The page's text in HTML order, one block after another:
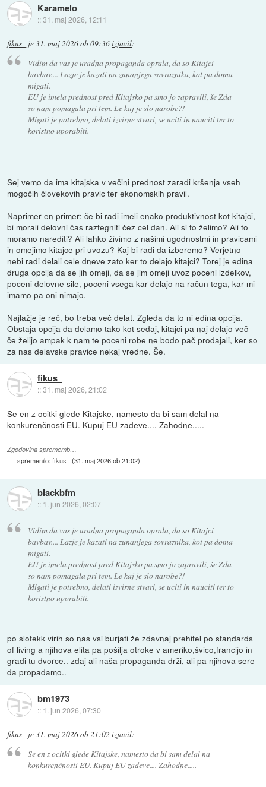
Karamelo
::31. maj 2026, 12:11
fikus_ je31. maj 2026 ob 09:36izjavil:
Vidim da vas je uradna propaganda oprala, da so Kitajci
bavbav.... Lazje je kazati na zunanjega sovraznika, kot pa doma
migati.
EU je imela prednost pred Kitajsko pa smo jo zapravili, še Zda
so nam pomagala pri tem. Le kaj je slo narobe?!
Migati je potrebno, delati izvirne stvari, se uciti in nauciti ter to
koristno uporabiti.
Sej vemo da ima kitajska v večini prednost zaradi kršenja vseh
mogočih človekovih pravic ter ekonomskih pravil.
Naprimer en primer: če bi radi imeli enako produktivnost kot kitajci,
bi morali delovni čas raztegniti čez cel dan. Ali si to želimo? Ali to
moramo narediti? Ali lahko živimo z našimi ugodnostmi in pravicami
in omejimo kitajce pri uvozu? Kaj bi radi da izberemo? Verjetno
nebi radi delali cele dneve zato ker to delajo kitajci? Torej je edina
druga opcija da se jih omeji, da se jim omeji uvoz poceni izdelkov,
poceni delovne sile, poceni vsega kar delajo na račun tega, kar mi
imamo pa oni nimajo.
Najlažje je reč, bo treba več delat. Zgleda da to ni edina opcija.
Obstaja opcija da delamo tako kot sedaj, kitajci pa naj delajo več
če želijo ampak k nam te poceni robe ne bodo pač prodajali, ker so
za nas delavske pravice nekaj vredne. Še.
fikus_
::31. maj 2026, 21:02
Se en z ocitki glede Kitajske, namesto da bi sam delal na
konkurenčnosti EU. Kupuj EU zadeve.... Zahodne.....
Zgodovina sprememb…
spremenilo:fikus_ (31. maj 2026 ob 21:02)
blackbfm
:: 1. jun 2026, 02:07
Vidim da vas je uradna propaganda oprala, da so Kitajci
bavbav.... Lazje je kazati na zunanjega sovraznika, kot pa doma
migati.
EU je imela prednost pred Kitajsko pa smo jo zapravili, še Zda
so nam pomagala pri tem. Le kaj je slo narobe?!
Migati je potrebno, delati izvirne stvari, se uciti in nauciti ter to
koristno uporabiti.
po slotekk virih so nas vsi burjati že zdavnaj prehitel po standards
of living a njihova elita pa pošilja otroke v ameriko,švico,francijo in
gradi tu dvorce.. zdaj ali naša propaganda drži, ali pa njihova sere
da propadamo..
bm1973
:: 1. jun 2026, 07:30
fikus_ je31. maj 2026 ob 21:02 izjavil:
Se en z ocitki glede Kitajske, namesto da bi sam delal na
konkurenčnosti EU. Kupuj EU zadeve.... Zahodne.....